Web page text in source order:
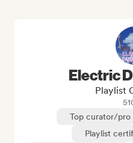
Electric
Playlist
Top curator/pro
Playlist